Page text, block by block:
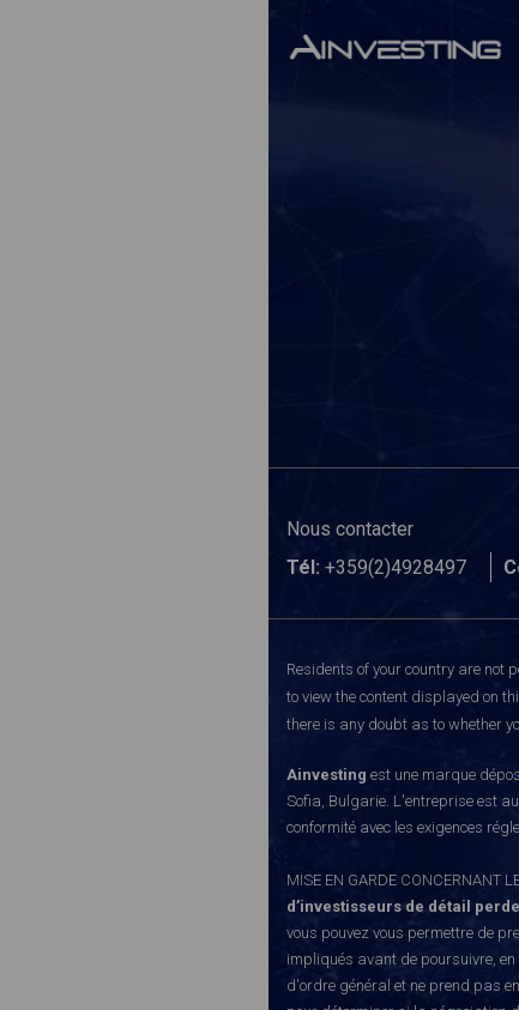
Nous contacter
Tél: +359(2)4928497
Residents of your country are not
to view the content displayed on
there is any doubt as to whether
Ainvesting est une marque
Sofia, Bulgarie. L'entreprise est
conformité avec les exigences
MISE EN GARDE CONCERNANT
d’investisseurs de détail
vous pouvez vous permettre de
impliqués avant de poursuivre,
d'ordre général et ne prend pas